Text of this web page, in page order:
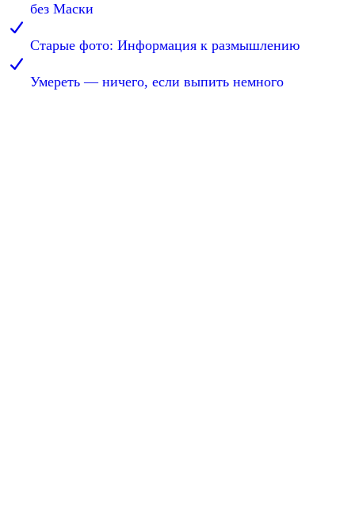
без Маски
Старые фото: Информация к размышлению
Умереть — ничего, если выпить немного